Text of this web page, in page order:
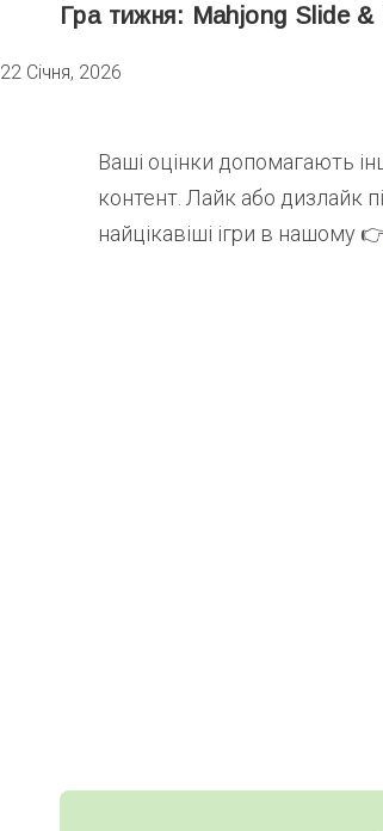
Гра тижня: Mahjong Slide
22 Січня, 2026
Ваші оцінки допомагають
контент. Лайк або дизлайк
найцікавіші ігри в нашому